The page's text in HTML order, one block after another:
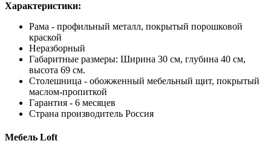
Характеристики:
Рама - профильный металл, покрытый порошковой
краской
Неразборный
Габаритные размеры: Ширина 30 см, глубина 40 см,
высота 69 см.
Столешница - обожженный мебельный щит, покрытый
маслом-пропиткой
Гарантия - 6 месяцев
Страна производитель Россия
Мебель Loft